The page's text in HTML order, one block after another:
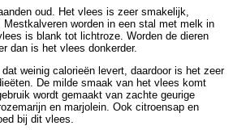
oud. Het vlees is zeer smakelijk,
worden in een stal met melk in
is blank tot lichtroze. Worden de dieren
dan is het vlees donkerder.
weinig calorieën levert, daardoor is het zeer
De milde smaak van het vlees komt
wordt gemaakt van zachte geurige
en marjolein. Ook citroensap en
bij dit vlees.